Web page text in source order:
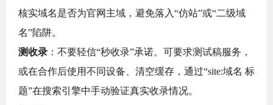
核实域名是否为官网主域，避免落入“仿站”或“二级域
名”陷阱。
测收录 ：不要轻信“秒收录”承诺。可要求测试稿服务，
或在合作后使用不同设备、清空缓存，通过“site:域名 标
题”在搜索引擎中手动验证真实收录情况。